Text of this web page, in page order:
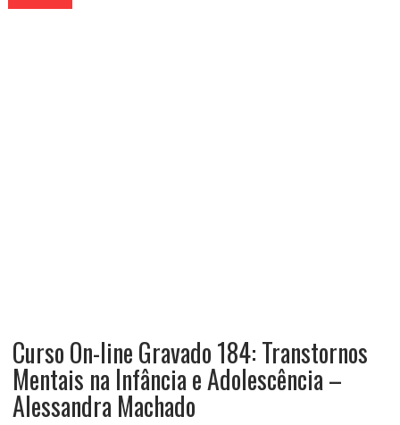
Curso On-line Gravado 184: Transtornos
Mentais na Infância e Adolescência –
Alessandra Machado